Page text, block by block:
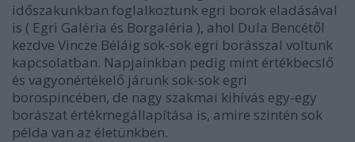
időszakunkban foglalkoztunk egri borok eladásával
is ( Egri Galéria és Borgaléria ), ahol Dula Bencétől
kezdve Vincze Béláig sok-sok egri borásszal voltunk
kapcsolatban. Napjainkban pedig mint értékbecslő
és vagyonértékelő járunk sok-sok egri
borospincében, de nagy szakmai kihívás egy-egy
borászat értékmegállapítása is, amire szintén sok
példa van az életünkben.